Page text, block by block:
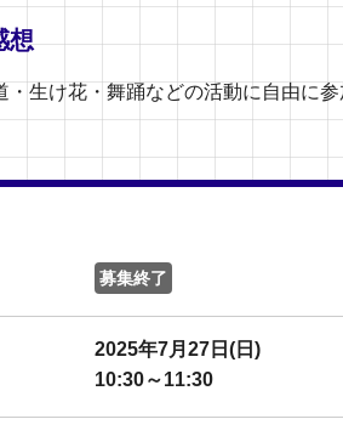
想
・生け花・舞踊などの活動に自由に
募集終了
2025年7月27日(日)
10:30～11:30